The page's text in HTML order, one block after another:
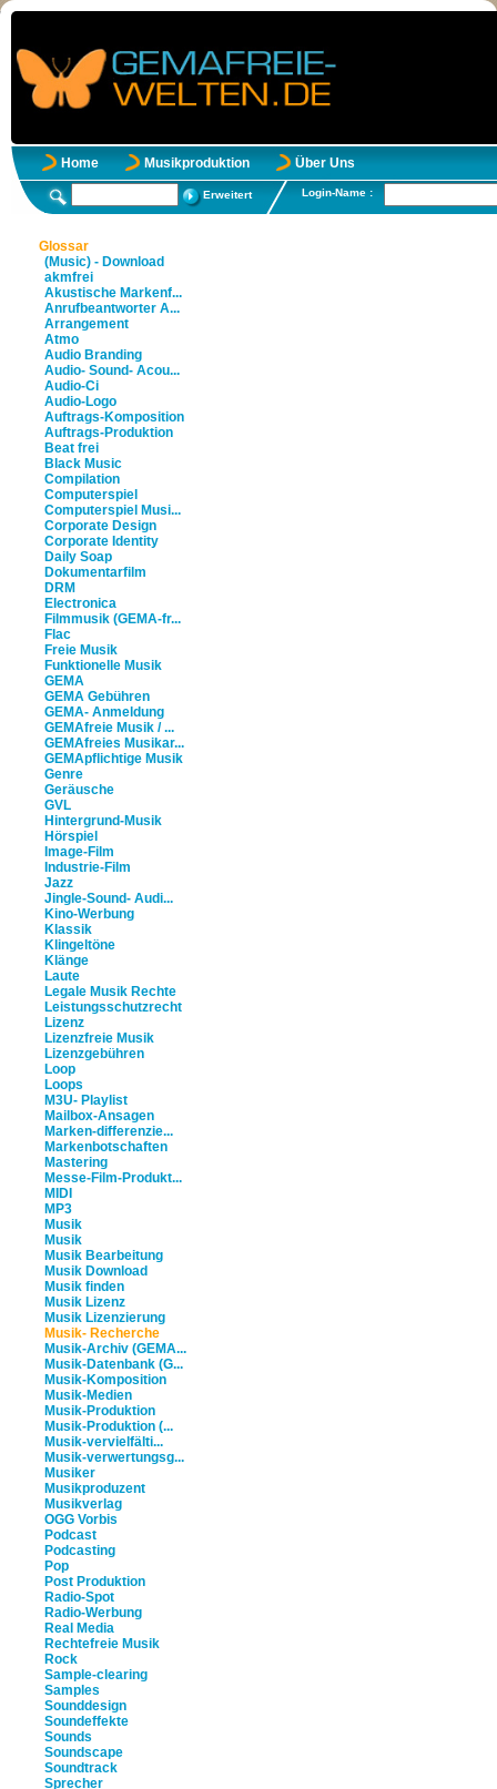
Home Musikproduktion Über Uns
Erweitert Login-Name :
Glossar
(Music) - Download
akmfrei
Akustische Markenf...
Anrufbeantworter A...
Arrangement
Atmo
Audio Branding
Audio- Sound- Acou...
Audio-Ci
Audio-Logo
Auftrags-Komposition
Auftrags-Produktion
Beat frei
Black Music
Compilation
Computerspiel
Computerspiel Musi...
Corporate Design
Corporate Identity
Daily Soap
Dokumentarfilm
DRM
Electronica
Filmmusik (GEMA-fr...
Flac
Freie Musik
Funktionelle Musik
GEMA
GEMA Gebühren
GEMA- Anmeldung
GEMAfreie Musik / ...
GEMAfreies Musikar...
GEMApflichtige Musik
Genre
Geräusche
GVL
Hintergrund-Musik
Hörspiel
Image-Film
Industrie-Film
Jazz
Jingle-Sound- Audi...
Kino-Werbung
Klassik
Klingeltöne
Klänge
Laute
Legale Musik Rechte
Leistungsschutzrecht
Lizenz
Lizenzfreie Musik
Lizenzgebühren
Loop
Loops
M3U- Playlist
Mailbox-Ansagen
Marken-differenzie...
Markenbotschaften
Mastering
Messe-Film-Produkt...
MIDI
MP3
Musik
Musik
Musik Bearbeitung
Musik Download
Musik finden
Musik Lizenz
Musik Lizenzierung
Musik- Recherche
Musik-Archiv (GEMA...
Musik-Datenbank (G...
Musik-Komposition
Musik-Medien
Musik-Produktion
Musik-Produktion (...
Musik-vervielfälti...
Musik-verwertungsg...
Musiker
Musikproduzent
Musikverlag
OGG Vorbis
Podcast
Podcasting
Pop
Post Produktion
Radio-Spot
Radio-Werbung
Real Media
Rechtefreie Musik
Rock
Sample-clearing
Samples
Sounddesign
Soundeffekte
Sounds
Soundscape
Soundtrack
Sprecher